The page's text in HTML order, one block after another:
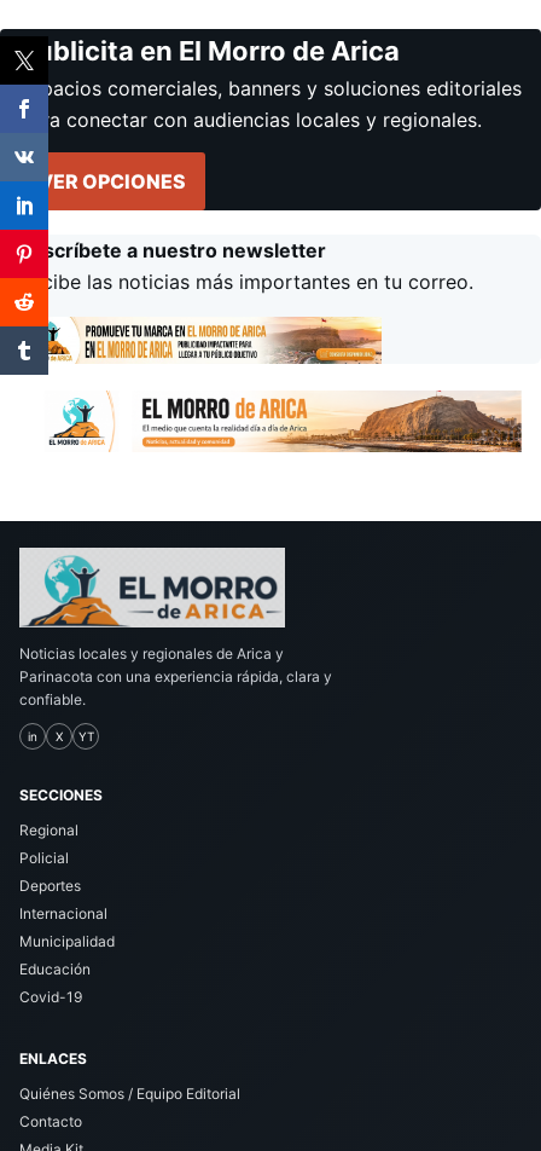
Publicita en El Morro de Arica
Espacios comerciales, banners y soluciones editoriales
para conectar con audiencias locales y regionales.
VER OPCIONES
Suscríbete a nuestro newsletter
Recibe las noticias más importantes en tu correo.
Noticias locales y regionales de Arica y
Parinacota con una experiencia rápida, clara y
confiable.
in X YT
SECCIONES
Regional
Policial
Deportes
Internacional
Municipalidad
Educación
Covid-19
ENLACES
Quiénes Somos / Equipo Editorial
Contacto